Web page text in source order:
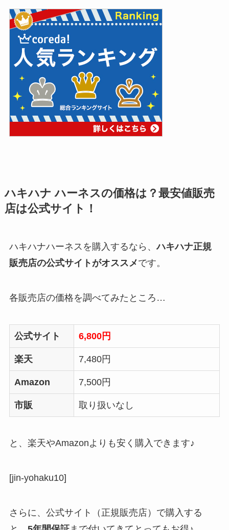
ハキハナ ハーネスの価格は？最安値販売
店は公式サイト！
ハキハナハーネスを購入するなら、ハキハナ正規
販売店の公式サイトがオススメです。
各販売店の価格を調べてみたところ…
公式サイト 6,800円
楽天 7,480円
Amazon 7,500円
市販 取り扱いなし
と、楽天やAmazonよりも安く購入できます♪
[jin-yohaku10]
さらに、公式サイト（正規販売店）で購入する